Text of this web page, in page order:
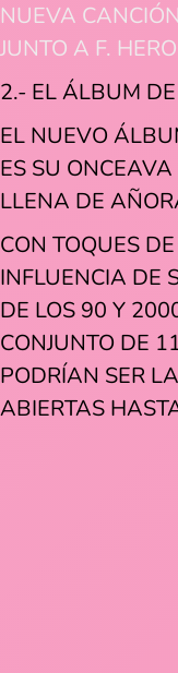
NUEVA
JUNTO A F.
2.- EL ÁLBUM
EL NUEVO
ES SU
LLENA DE
CON TOQUES
INFLUENCIA DE
DE LOS 90 Y
CONJUNTO DE
PODRÍAN SER
ABIERTAS